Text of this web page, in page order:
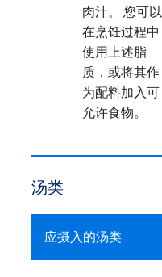
肉汁。 您可以
在烹饪过程中
使用上述脂
质，或将其作
为配料加入可
允许食物。
汤类
应摄入的汤类